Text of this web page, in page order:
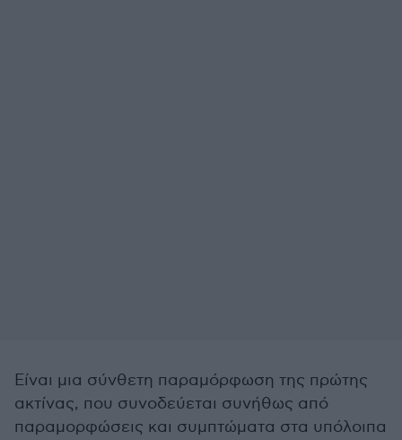
Είναι μια σύνθετη παραμόρφωση της πρώτης
ακτίνας, που συνοδεύεται συνήθως από
παραμορφώσεις και συμπτώματα στα υπόλοιπα